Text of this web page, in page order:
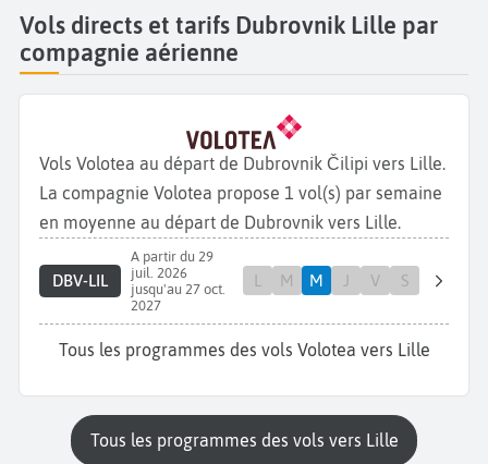
Vols directs et tarifs Dubrovnik Lille par
compagnie aérienne
Vols Volotea au départ de Dubrovnik Čilipi vers Lille.
La compagnie Volotea propose 1 vol(s) par semaine
en moyenne au départ de Dubrovnik vers Lille.
DBV-LIL
A partir du 29
juil. 2026
jusqu'au 27 oct.
2027
L M M J V S
Tous les programmes des vols Volotea vers Lille
Tous les programmes des vols vers Lille